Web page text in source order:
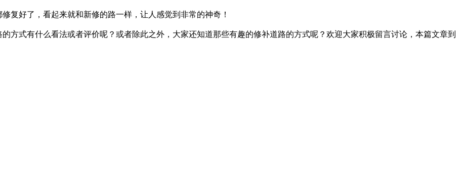
复好了，看起来就和新修的路一样，让人感觉到非常的神奇！
的方式有什么看法或者评价呢？或者除此之外，大家还知道那些有趣的修补道路的方式呢？欢迎大家积极留言讨论，本篇文章到